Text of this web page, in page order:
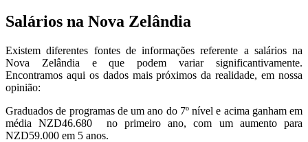
Salários na Nova Zelândia
Existem diferentes fontes de informações referente a salários na
Nova Zelândia e que podem variar significantivamente.
Encontramos aqui os dados mais próximos da realidade, em nossa
opinião:
Graduados de programas de um ano do 7º nível e acima ganham em
média NZD46.680 no primeiro ano, com um aumento para
NZD59.000 em 5 anos.